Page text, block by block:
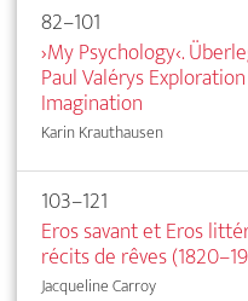
82–101
›My Psychology‹.
Paul Valérys
Imagination
Karin Krauthausen
103–121
Eros savant et Eros
récits de rêves
Jacqueline Carroy